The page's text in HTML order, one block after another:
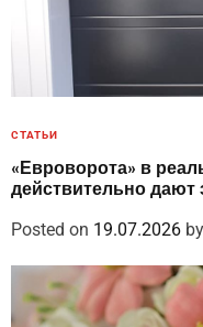
СТАТЬИ
«Евроворота» в
действительно
Posted on 19.07.2026 by